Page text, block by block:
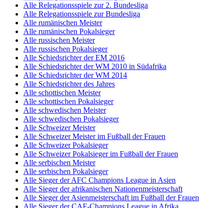
Alle Relegationsspiele zur 2. Bundesliga
Alle Relegationsspiele zur Bundesliga
Alle rumänischen Meister
Alle rumänischen Pokalsieger
Alle russischen Meister
Alle russischen Pokalsieger
Alle Schiedsrichter der EM 2016
Alle Schiedsrichter der WM 2010 in Südafrika
Alle Schiedsrichter der WM 2014
Alle Schiedsrichter des Jahres
Alle schottischen Meister
Alle schottischen Pokalsieger
Alle schwedischen Meister
Alle schwedischen Pokalsieger
Alle Schweizer Meister
Alle Schweizer Meister im Fußball der Frauen
Alle Schweizer Pokalsieger
Alle Schweizer Pokalsieger im Fußball der Frauen
Alle serbischen Meister
Alle serbischen Pokalsieger
Alle Sieger der AFC Champions League in Asien
Alle Sieger der afrikanischen Nationenmeisterschaft
Alle Sieger der Asienmeisterschaft im Fußball der Frauen
Alle Sieger der CAF-Champions League in Afrika